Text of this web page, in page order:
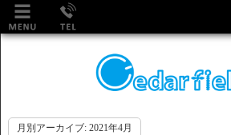
月別アーカイブ: 2021年4月